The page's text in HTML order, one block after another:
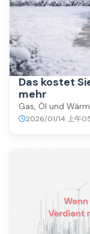
Das kostet
mehr
Gas, Öl und
2026/01/14 上午